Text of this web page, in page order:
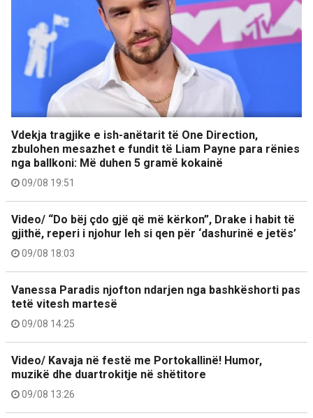
Vdekja tragjike e ish-anëtarit të One Direction,
zbulohen mesazhet e fundit të Liam Payne para rënies
nga ballkoni: Më duhen 5 gramë kokainë
09/08 19:51
Video/ “Do bëj çdo gjë që më kërkon”, Drake i habit të
gjithë, reperi i njohur leh si qen për ‘dashurinë e jetës’
09/08 18:03
Vanessa Paradis njofton ndarjen nga bashkëshorti pas
tetë vitesh martesë
09/08 14:25
Video/ Kavaja në festë me Portokallinë! Humor,
muzikë dhe duartrokitje në shëtitore
09/08 13:26